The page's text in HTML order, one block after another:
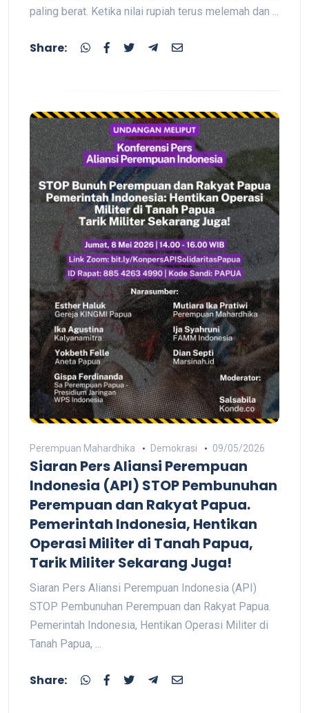
paling berat. Ketika nilai rupiah terus melemah dan ...
Share:
Perempuan Mahardhika Demokrasi 09/05/2026
Siaran Pers Aliansi Perempuan
Indonesia (API) STOP Pembunuhan
Perempuan dan Rakyat Papua.
Pemerintah Indonesia, Hentikan
Operasi Militer di Tanah Papua,
Tarik Militer Sekarang Juga!
Siaran Pers Aliansi Perempuan Indonesia (API)
STOP Pembunuhan Perempuan dan Rakyat Papua.
Pemerintah Indonesia, Hentikan Operasi Militer di
Tanah Papua, ...
Share: